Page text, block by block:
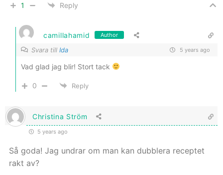
1 Reply
camillahamid Author
Svara till Ida 5 years ago
Vad glad jag blir! Stort tack
0 Reply
Christina Ström
5 years ago
Så goda! Jag undrar om man kan dubblera receptet
rakt av?